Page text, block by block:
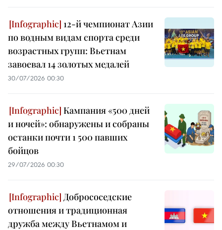
12-й чемпионат Азии
по водным видам спорта среди
возрастных групп: Вьетнам
завоевал 14 золотых медалей
30/07/2026 00:30
Кампания «500 дней
и ночей»: обнаружены и собраны
останки почти 1 500 павших
бойцов
29/07/2026 00:30
Добрососедские
отношения и традиционная
дружба между Вьетнамом и